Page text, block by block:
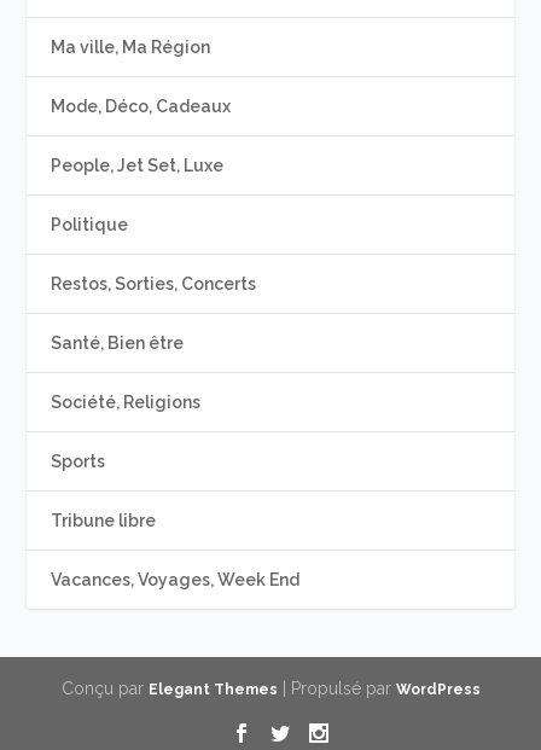
Ma ville, Ma Région
Mode, Déco, Cadeaux
People, Jet Set, Luxe
Politique
Restos, Sorties, Concerts
Santé, Bien être
Société, Religions
Sports
Tribune libre
Vacances, Voyages, Week End
Conçu par Elegant Themes | Propulsé par WordPress